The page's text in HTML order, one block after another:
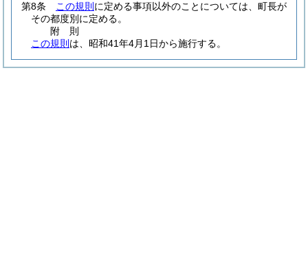
第8条
この規則 に定める事項以外のことについては、町長が
その都度別に定める。
附 則
この規則 は、昭和41年4月1日から施行する。